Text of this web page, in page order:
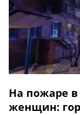
На пожаре в
женщин: